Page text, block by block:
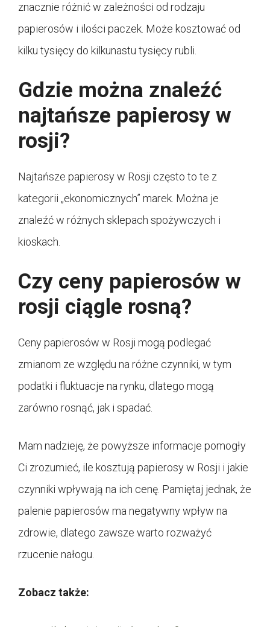
znacznie różnić w zależności od rodzaju
papierosów i ilości paczek. Może kosztować od
kilku tysięcy do kilkunastu tysięcy rubli.
Gdzie można znaleźć
najtańsze papierosy w
rosji?
Najtańsze papierosy w Rosji często to te z
kategorii „ekonomicznych” marek. Można je
znaleźć w różnych sklepach spożywczych i
kioskach.
Czy ceny papierosów w
rosji ciągle rosną?
Ceny papierosów w Rosji mogą podlegać
zmianom ze względu na różne czynniki, w tym
podatki i fluktuacje na rynku, dlatego mogą
zarówno rosnąć, jak i spadać.
Mam nadzieję, że powyższe informacje pomogły
Ci zrozumieć, ile kosztują papierosy w Rosji i jakie
czynniki wpływają na ich cenę. Pamiętaj jednak, że
palenie papierosów ma negatywny wpływ na
zdrowie, dlatego zawsze warto rozważyć
rzucenie nałogu.
Zobacz także: